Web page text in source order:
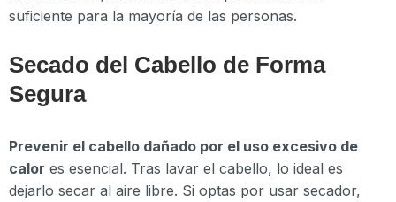
suficiente para la mayoría de las personas.
Secado del Cabello de Forma
Segura
Prevenir el cabello dañado por el uso excesivo de
calor es esencial. Tras lavar el cabello, lo ideal es
dejarlo secar al aire libre. Si optas por usar secador,